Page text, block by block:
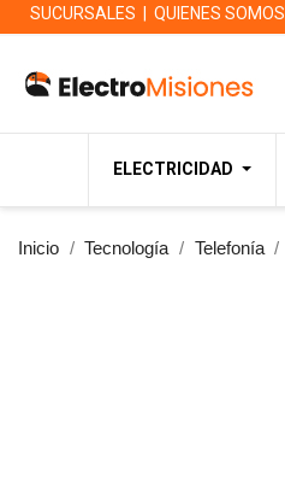
SUCURSALES QUIENES SOMOS
ELECTRICIDAD
Inicio Tecnología Telefonía